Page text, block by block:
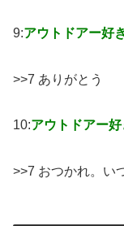
9:アウトドアー好
>>7 ありがとう
10:アウトドアー好
>>7 おつかれ。い